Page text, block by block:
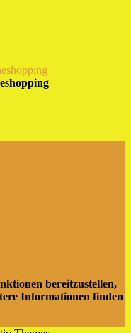
bereitzustellen,
Informationen finden